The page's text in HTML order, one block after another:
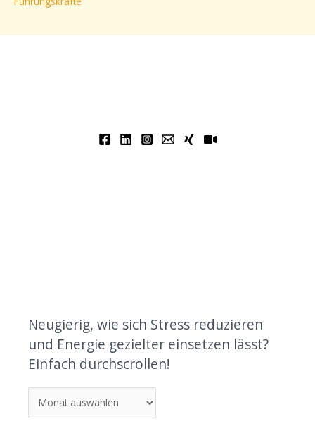
Neugierig, wie sich Stress reduzieren
und Energie gezielter einsetzen lässt?
Einfach durchscrollen!